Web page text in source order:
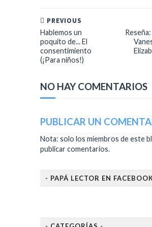
PREVIOUS
Hablemos un
poquito de... El
consentimiento
(¡Para niños!)
NO HAY COMENTARIOS
PUBLICAR UN
Nota: solo los miembros de este
publicar comentarios.
- PAPÁ LECTOR EN